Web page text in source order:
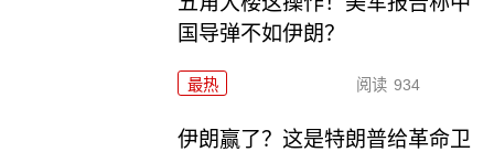
国导弹不如伊朗？
最热 阅读 934
伊朗赢了？这是特朗普给革命卫